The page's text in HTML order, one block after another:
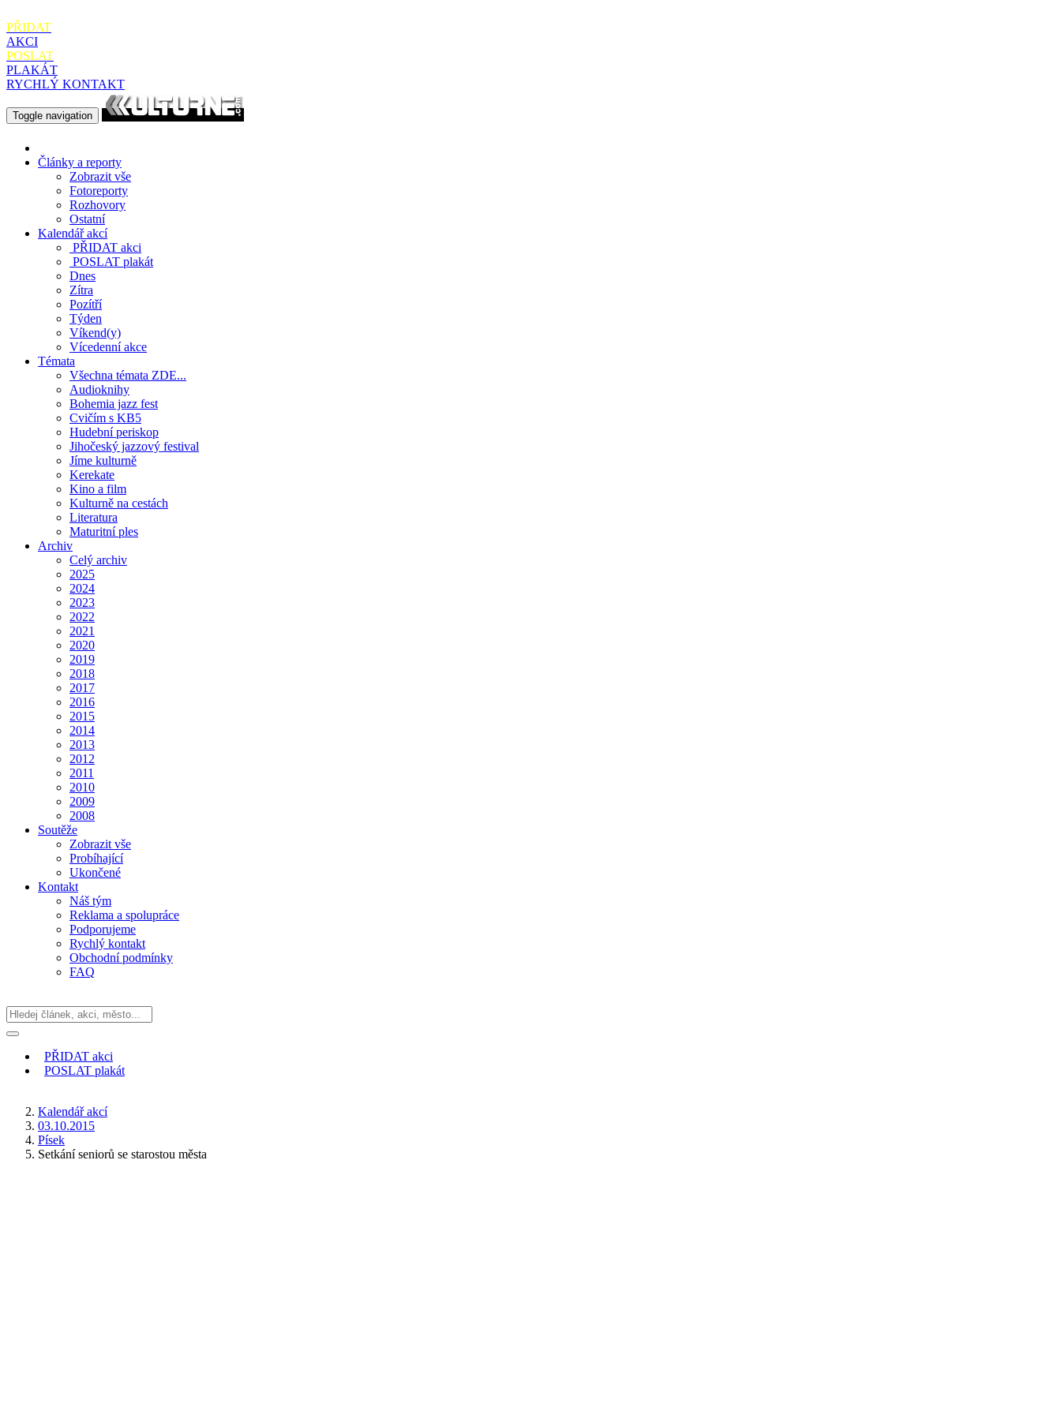
PŘIDAT
AKCI
POSLAT
PLAKÁT
RYCHLÝ KONTAKT
Toggle navigation
Články a reporty
Zobrazit vše
Fotoreporty
Rozhovory
Ostatní
Kalendář akcí
PŘIDAT akci
POSLAT plakát
Dnes
Zítra
Pozítří
Týden
Víkend(y)
Vícedenní akce
Témata
Všechna témata ZDE...
Audioknihy
Bohemia jazz fest
Cvičím s KB5
Hudební periskop
Jihočeský jazzový festival
Jíme kulturně
Kerekate
Kino a film
Kulturně na cestách
Literatura
Maturitní ples
Archiv
Celý archiv
2025
2024
2023
2022
2021
2020
2019
2018
2017
2016
2015
2014
2013
2012
2011
2010
2009
2008
Soutěže
Zobrazit vše
Probíhající
Ukončené
Kontakt
Náš tým
Reklama a spolupráce
Podporujeme
Rychlý kontakt
Obchodní podmínky
FAQ
PŘIDAT akci
POSLAT plakát
Kalendář akcí
03.10.2015
Písek
Setkání seniorů se starostou města